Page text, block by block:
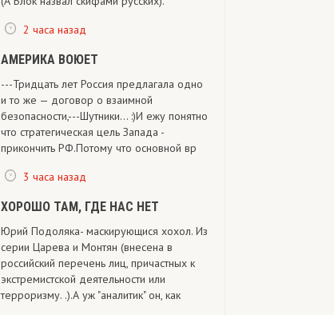
2 часа назад
АМЕРИКА ВОЮЕТ
---Тридцать лет Россия предлагала одно
и то же — договор о взаимной
безопасности,---Шутники... :)И ежу понятно
что стратегическая цель Запада -
прикончить РФ.Потому что основной вр
3 часа назад
ХОРОШО ТАМ, ГДЕ НАС НЕТ
Юрий Подоляка- маскирующися хохол. Из
серии Царева и Монтян (внесена в
российский перечень лиц, причастных к
экстремистской деятельности или
терроризму. .).А уж "аналитик" он, как